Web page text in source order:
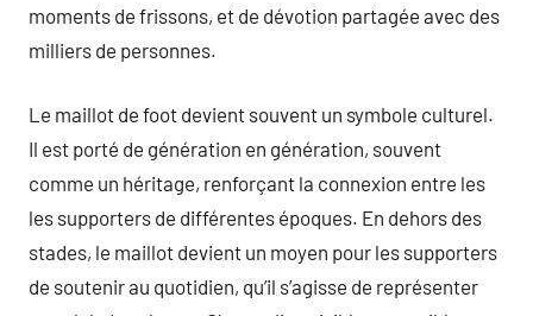
moments de frissons, et de dévotion partagée avec des
milliers de personnes.
Le maillot de foot devient souvent un symbole culturel.
Il est porté de génération en génération, souvent
comme un héritage, renforçant la connexion entre les
les supporters de différentes époques. En dehors des
stades, le maillot devient un moyen pour les supporters
de soutenir au quotidien, qu’il s’agisse de représenter